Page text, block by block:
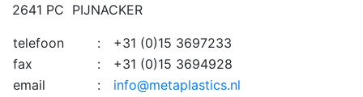
2641 PC PIJNACKER
telefoon :
+31 (0)15 3697233
fax
:
+31 (0)15 3694928
email
:
info@metaplastics.nl